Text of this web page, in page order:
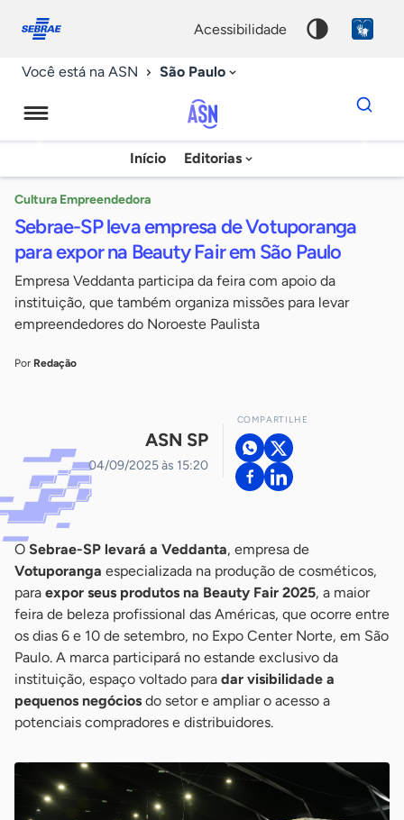
conosco
acessibilidade
Você está na ASN São Paulo
Agência
Sebrae
Notícias
Início Editorias
Dados
para
chave
Cultura Empreendedora
Sebrae-SP leva empresa de Votuporanga
para expor na Beauty Fair em São Paulo
Empresa Veddanta participa da feira com apoio da
instituição, que também organiza missões para levar
empreendedores do Noroeste Paulista
Por Redação
ASN SP
04/09/2025 às 15:20
COMPARTILHE
O Sebrae-SP levará a Veddanta, empresa de
Votuporanga especializada na produção de cosméticos,
para expor seus produtos na Beauty Fair 2025, a maior
feira de beleza profissional das Américas, que ocorre entre
os dias 6 e 10 de setembro, no Expo Center Norte, em São
Paulo. A marca participará no estande exclusivo da
instituição, espaço voltado para dar visibilidade a
pequenos negócios do setor e ampliar o acesso a
potenciais compradores e distribuidores.